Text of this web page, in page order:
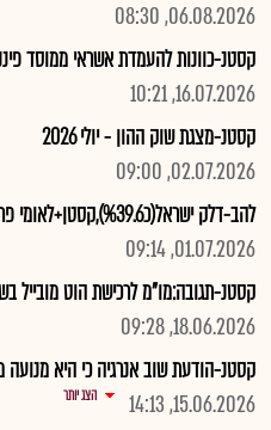
06.08.2026, 08:30
קסטנ-כוונות להעמדת אשראי ממוסד
16.07.2026, 10:21
קסטנ-מצגת שוק ההון - יולי 2026
02.07.2026, 09:00
להב-דלק ישראל(כ%39.6),קסטן+לאומי פרטנרס ירכשו מנ' הוט מובייל..
01.07.2026, 09:14
קסטנ-תגובה:מו"מ לרכישת הוט מובייל
18.06.2026, 09:28
קסטנ-הודעת שוב אנרגיה כי היא
15.06.2026, 14:13
הצג יותר